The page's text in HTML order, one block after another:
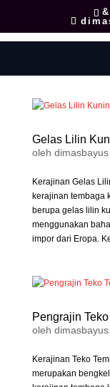
Gelas Lilin
oleh dimasbayus
Kerajinan Gelas
kerajinan tembaga
berupa gelas lilin
menggunakan
impor dari Eropa.
Pengrajin
oleh dimasbayus
Kerajinan Teko
merupakan